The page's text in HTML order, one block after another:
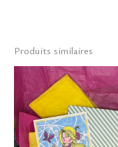
Produits similaires